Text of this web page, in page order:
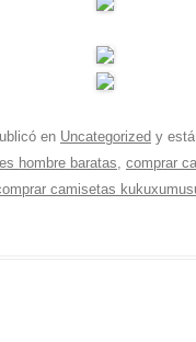
en Uncategorized y
hombre baratas, comprar
camisetas